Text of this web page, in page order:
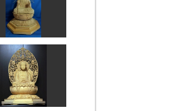
良寛と貞信尼
けんさん
地蔵菩薩坐像
ta-chann